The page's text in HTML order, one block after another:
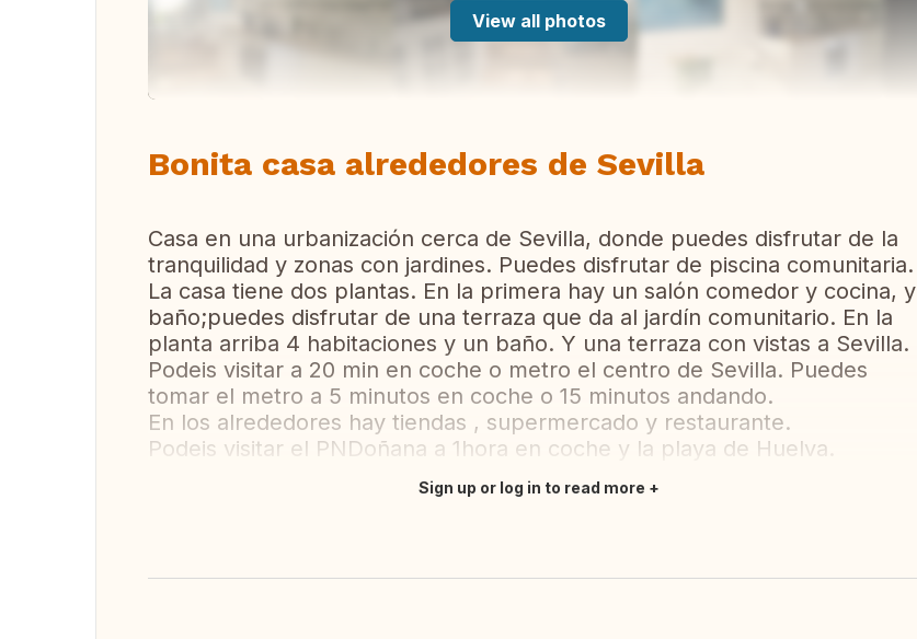
View all photos
Bonita casa alrededores de Sevilla
Casa en una urbanización cerca de Sevilla, donde puedes disfrutar de la
tranquilidad y zonas con jardines. Puedes disfrutar de piscina comunitaria.
La casa tiene dos plantas. En la primera hay un salón comedor y cocina, y
baño;puedes disfrutar de una terraza que da al jardín comunitario. En la
planta arriba 4 habitaciones y un baño. Y una terraza con vistas a Sevilla.
Podeis visitar a 20 min en coche o metro el centro de Sevilla. Puedes
tomar el metro a 5 minutos en coche o 15 minutos andando.
En los alrededores hay tiendas , supermercado y restaurante.
Podeis visitar el PNDoñana a 1hora en coche y la playa de Huelva.
Sign up or log in to read more